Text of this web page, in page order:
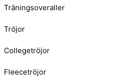
Träningsoveraller
Tröjor
Collegetröjor
Fleecetröjor